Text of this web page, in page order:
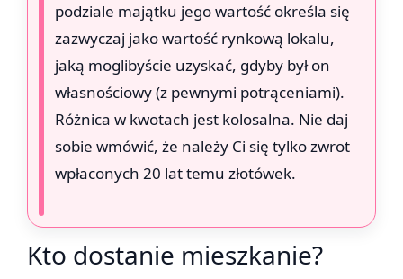
podziale majątku jego wartość określa się
zazwyczaj jako wartość rynkową lokalu,
jaką moglibyście uzyskać, gdyby był on
własnościowy (z pewnymi potrąceniami).
Różnica w kwotach jest kolosalna. Nie daj
sobie wmówić, że należy Ci się tylko zwrot
wpłaconych 20 lat temu złotówek.
Kto dostanie mieszkanie?